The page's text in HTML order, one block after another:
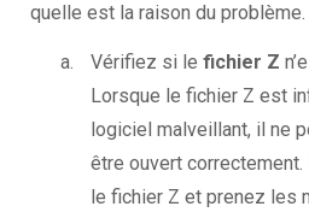
quelle est la raison du problème.
Vérifiez si le fichier Z
Lorsque le fichier Z est
logiciel malveillant, il ne
être ouvert
le fichier Z et prenez les